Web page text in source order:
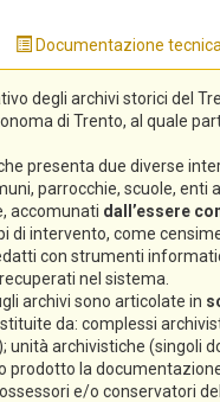
Documentazione tecnica
degli archivi storici del
di Trento, al quale
presenta due diverse
parrocchie, scuole, enti
accomunati dall’essere
di intervento, come
con strumenti
nel sistema.
archivi sono articolate in
da: complessi
unità archivistiche (singoli
prodotto la
e/o conservatori